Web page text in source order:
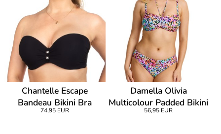
Chantelle Escape
Bandeau Bikini Bra
74,95 EUR
Damella Olivia
Multicolour Padded Bikini
Bandeau
56,95 EUR